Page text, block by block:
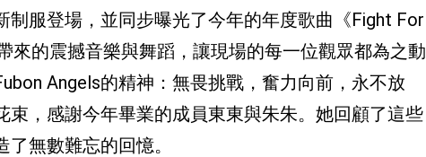
服登場，並同步曝光了今年的年度歌曲《Fight For
來的震撼音樂與舞蹈，讓現場的每一位觀眾都為之動
Angels的精神：無畏挑戰，奮力向前，永不放
，感謝今年畢業的成員東東與朱朱。她回顧了這些
無數難忘的回憶。